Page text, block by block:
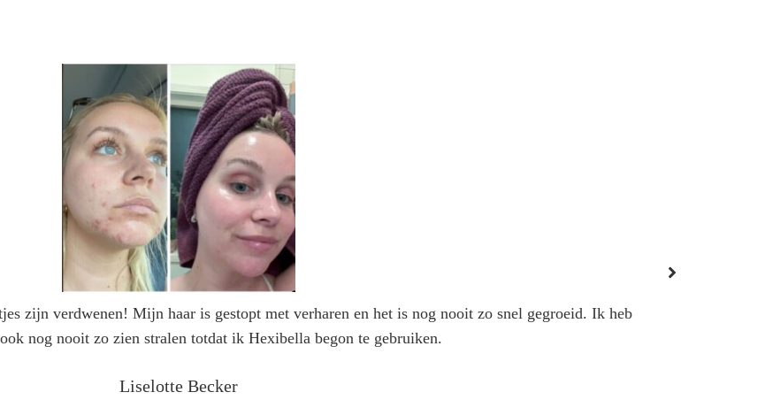
zijn verdwenen! Mijn haar is gestopt met verharen en het is nog nooit zo snel gegroeid. Ik heb
nog nooit zo zien stralen totdat ik Hexibella begon te gebruiken.
Liselotte Becker